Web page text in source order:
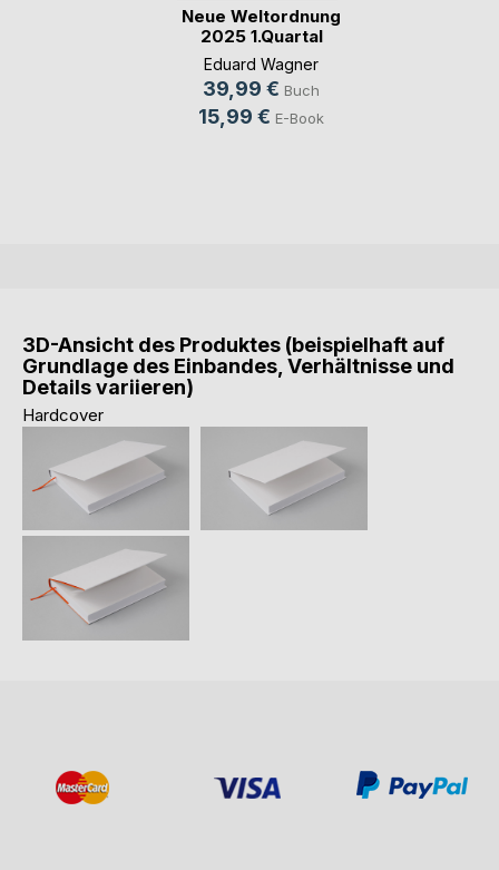
Neue Weltordnung
2025 1.Quartal
Eduard Wagner
39,99 € Buch
15,99 € E-Book
3D-Ansicht des Produktes (beispielhaft auf
Grundlage des Einbandes, Verhältnisse und
Details variieren)
Hardcover